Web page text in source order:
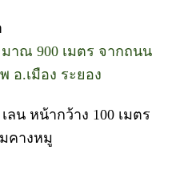
าณ 900 เมตร จากถนน
อ.เมือง ระยอง
น หน้ากว้าง 100 เมตร
คางหมู